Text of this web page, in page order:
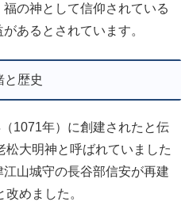
の神として信仰されている
あるとされています。
と歴史
1071年）に創建されたと伝
松大明神と呼ばれていました
山城守の長谷部信安が再建
めました。